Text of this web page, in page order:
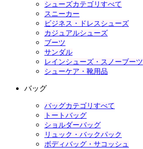
シューズカテゴリすべて
スニーカー
ビジネス・ドレスシューズ
カジュアルシューズ
ブーツ
サンダル
レインシューズ・スノーブーツ
シューケア・靴用品
バッグ
バッグカテゴリすべて
トートバッグ
ショルダーバッグ
リュック・バックパック
ボディバッグ・サコッシュ